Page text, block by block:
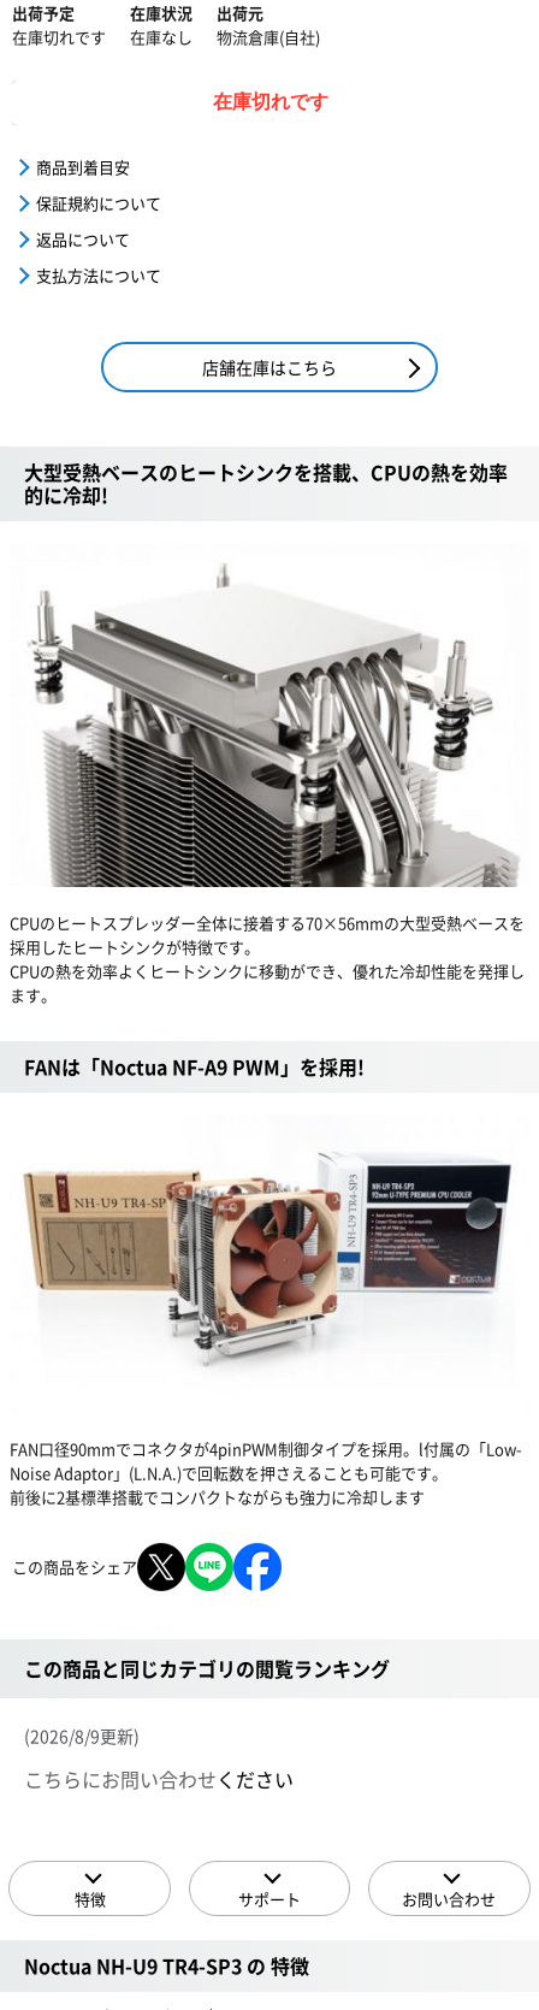
出荷予定
在庫切れです
在庫状況
在庫なし
出荷元
物流倉庫(自社)
在庫切れです
商品到着目安
保証規約について
返品について
支払方法について
店舗在庫はこちら
大型受熱ベースのヒートシンクを搭載、CPUの熱を効率
的に冷却!
CPUのヒートスプレッダー全体に接着する70×56mmの大型受熱ベースを
採用したヒートシンクが特徴です。
CPUの熱を効率よくヒートシンクに移動ができ、優れた冷却性能を発揮し
ます。
FANは「Noctua NF-A9 PWM」を採用!
FAN口径90mmでコネクタが4pinPWM制御タイプを採用。l付属の「Low-
Noise Adaptor」(L.N.A.)で回転数を押さえることも可能です。
前後に2基標準搭載でコンパクトながらも強力に冷却します
この商品をシェア
この商品と同じカテゴリの閲覧ランキング
(2026/8/9更新)
こちらにお問い合わせください
特徴 サポート お問い合わせ
Noctua NH-U9 TR4-SP3 の 特徴